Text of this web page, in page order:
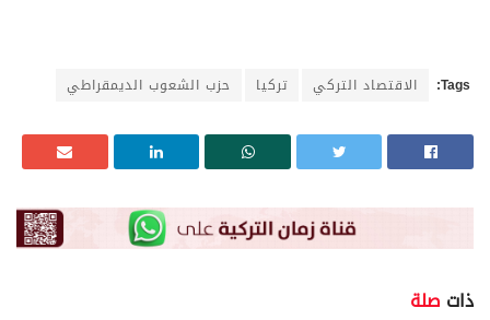
Tags: الاقتصاد التركي تركيا حزب الشعوب الديمقراطي
ذات صلة